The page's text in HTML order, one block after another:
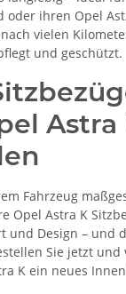
oder ihren Opel
vielen
und geschützt.
Astra
Fahrzeug
Opel Astra K
und Design – und
Sie jetzt und
K ein neues